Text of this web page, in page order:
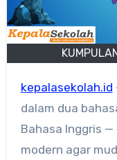
kepalasekolah.id
dalam dua
Bahasa Inggris
modern agar